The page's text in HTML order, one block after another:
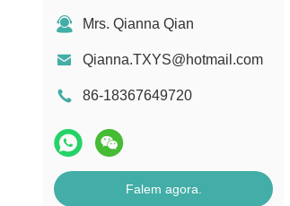
Mrs. Qianna Qian
Qianna.TXYS@hotmail.com
86-18367649720
Falem agora.